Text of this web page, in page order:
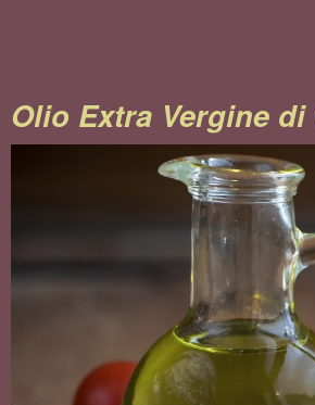
Olio Extra Vergine di